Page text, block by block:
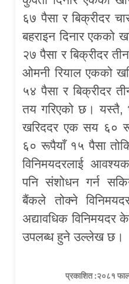
६७ पैसा र बिक्रीदर
बहराइन दिनार एकको
२७ पैसा र बिक्रीदर
ओमनी रियाल एकको
५४ पैसा र बिक्रीदर
तय गरिएको छ। यस्तै,
खरिददर एक सय ६०
६० रूपैयाँ १५ पैसा
विनिमयदरलाई
पनि संशोधन गर्न
बैंकले तोक्ने
अद्यावधिक विनिमयदर
उपलब्ध हुने उल्लेख छ।
प्रकाशित :२०८१